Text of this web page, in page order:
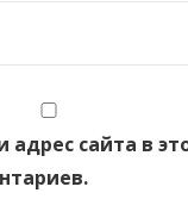
сайта в